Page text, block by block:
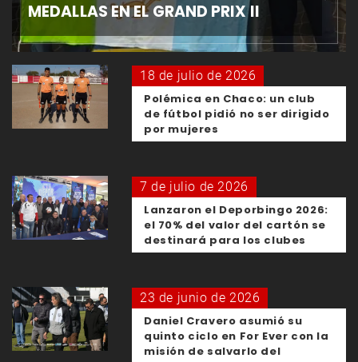
MEDALLAS EN EL GRAND PRIX II
18 de julio de 2026
Polémica en Chaco: un club
de fútbol pidió no ser dirigido
por mujeres
7 de julio de 2026
Lanzaron el Deporbingo 2026:
el 70% del valor del cartón se
destinará para los clubes
23 de junio de 2026
Daniel Cravero asumió su
quinto ciclo en For Ever con la
misión de salvarlo del